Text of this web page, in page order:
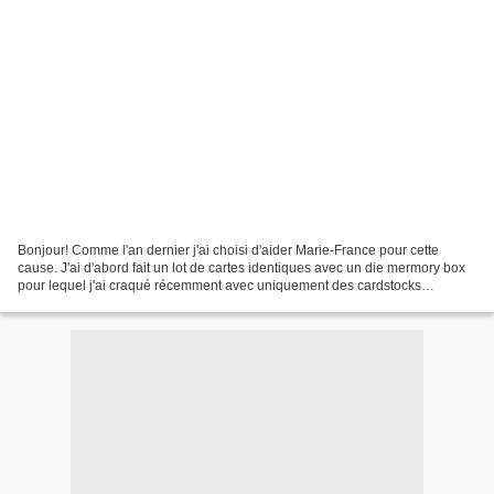
Bonjour! Comme l'an dernier j'ai choisi d'aider Marie-France pour cette
cause. J'ai d'abord fait un lot de cartes identiques avec un die mermory box
pour lequel j'ai craqué récemment avec uniquement des cardstocks